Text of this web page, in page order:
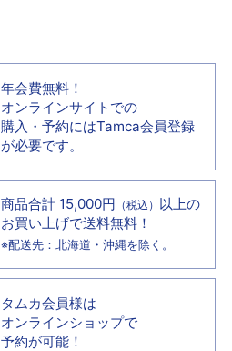
年会費無料！
オンラインサイトでの
購入・予約にはTamca会員登録
が必要です。
商品合計 15,000円 （税込） 以上の
お買い上げで送料無料！
※配送先：北海道・沖縄を除く。
タムカ会員様は
オンラインショップで
予約が可能！